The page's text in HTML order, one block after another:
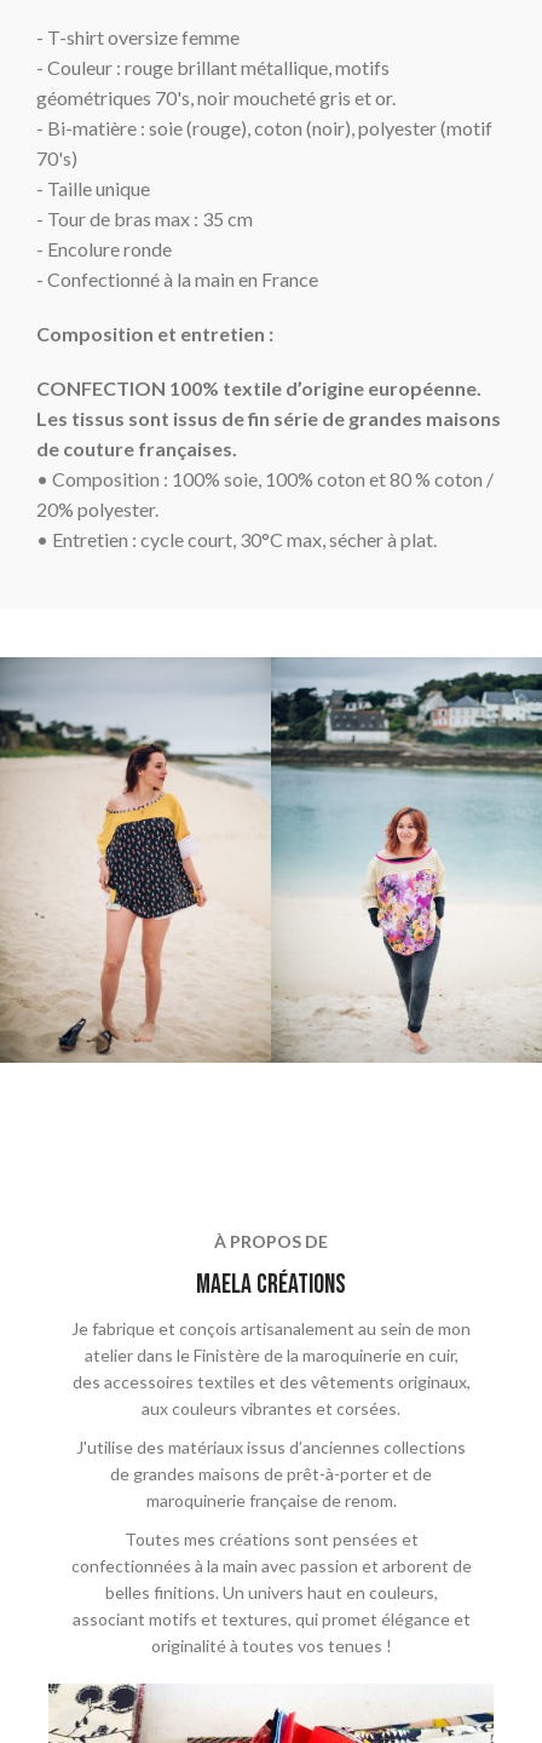
- T-shirt oversize femme
- Couleur : rouge brillant métallique, motifs
géométriques 70's, noir moucheté gris et or.
- Bi-matière : soie (rouge), coton (noir), polyester (motif
70's)
- Taille unique
- Tour de bras max : 35 cm
- Encolure ronde
- Confectionné à la main en France
Composition et entretien :
CONFECTION 100% textile d’origine européenne.
Les tissus sont issus de fin série de grandes maisons
de couture françaises.
• Composition : 100% soie, 100% coton et 80 % coton /
20% polyester.
• Entretien : cycle court, 30°C max, sécher à plat.
À PROPOS DE
maela crÉations
Je fabrique et conçois artisanalement au sein de mon
atelier dans le Finistère de la maroquinerie en cuir,
des accessoires textiles et des vêtements originaux,
aux couleurs vibrantes et corsées.
J'utilise des matériaux issus d’anciennes collections
de grandes maisons de prêt-à-porter et de
maroquinerie française de renom.
Toutes mes créations sont pensées et
confectionnées à la main avec passion et arborent de
belles finitions. Un univers haut en couleurs,
associant motifs et textures, qui promet élégance et
originalité à toutes vos tenues !